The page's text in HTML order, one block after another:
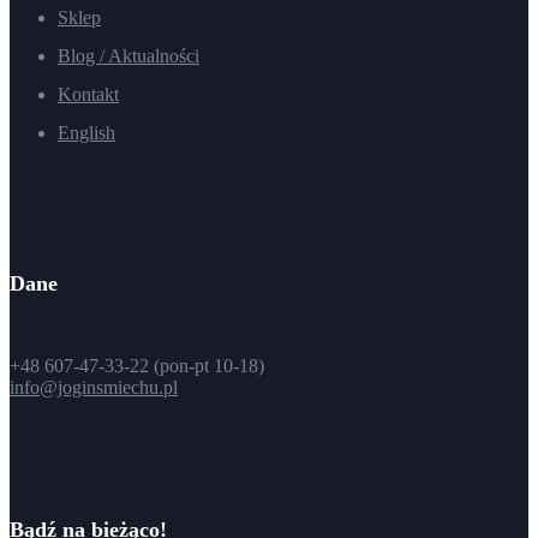
Sklep
Blog / Aktualności
Kontakt
English
Dane
+48 607-47-33-22 (pon-pt 10-18)
info@joginsmiechu.pl
Bądź na bieżąco!